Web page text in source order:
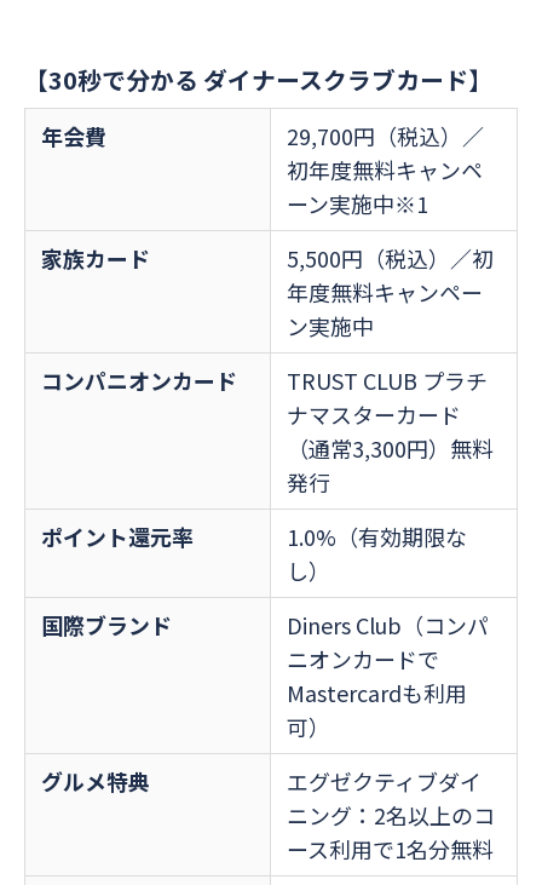
【30秒で分かる ダイナースクラブカード】
年会費
29,700円（税込）／
初年度無料キャンペ
ーン実施中※1
家族カード
5,500円（税込）／初
年度無料キャンペー
ン実施中
コンパニオンカード
TRUST CLUB プラチ
ナマスターカード
（通常3,300円）無料
発行
ポイント還元率
1.0%（有効期限な
し）
国際ブランド
Diners Club（コンパ
ニオンカードで
Mastercardも利用
可）
グルメ特典
エグゼクティブダイ
ニング：2名以上のコ
ース利用で1名分無料